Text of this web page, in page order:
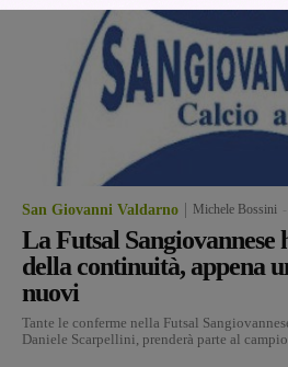
San Giovanni Valdarno Michele Bossini
La Futsal Sangiovannese
della continuità, appena
nuovi
Tante le conferme nella Futsal
Daniele Scarpellini, prenderà parte al